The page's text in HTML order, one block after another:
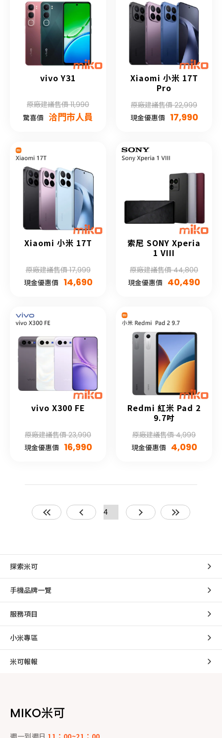
vivo Y31
原廠建議售價 11,990
驚喜價 洽門市人員
Xiaomi 小米 17T
Pro
原廠建議售價 22,999
現金優惠價 17,990
Xiaomi 小米 17T
原廠建議售價 17,999
現金優惠價 14,690
索尼 SONY Xperia
1 VIII
原廠建議售價 44,800
現金優惠價 40,490
vivo X300 FE
原廠建議售價 23,990
現金優惠價 16,990
Redmi 紅米 Pad 2
9.7吋
原廠建議售價 4,999
現金優惠價 4,090
探索米可
手機品牌一覽
服務項目
小米專區
米可報報
MIKO米可
週一到週日 11：00~21：00